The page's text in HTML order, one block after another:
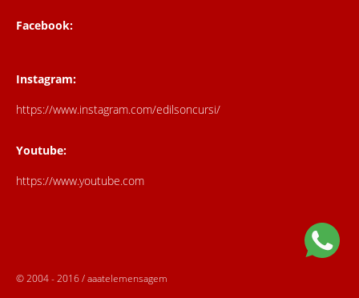
Facebook:
Instagram:
https://www.instagram.com/edilsoncursi/
Youtube:
https://www.youtube.com
© 2004 - 2016 / aaatelemensagem